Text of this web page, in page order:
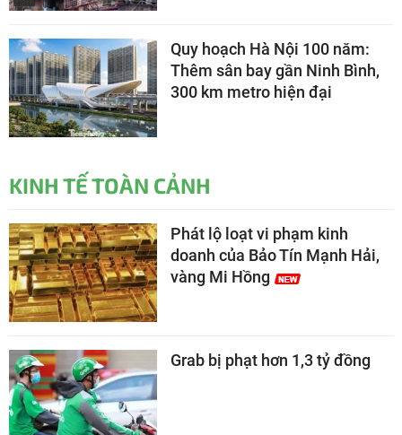
Quy hoạch Hà Nội 100 năm:
Thêm sân bay gần Ninh Bình,
300 km metro hiện đại
KINH TẾ TOÀN CẢNH
Phát lộ loạt vi phạm kinh
doanh của Bảo Tín Mạnh Hải,
vàng Mi Hồng
Grab bị phạt hơn 1,3 tỷ đồng